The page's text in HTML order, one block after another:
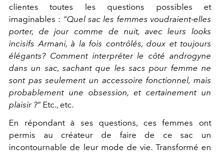
clientes toutes les questions possibles et
imaginables : “Quel sac les femmes voudraient-elles
porter, de jour comme de nuit, avec leurs looks
incisifs Armani, à la fois contrôlés, doux et toujours
élégants? Comment interpréter le côté androgyne
dans un sac, sachant que les sacs pour femme ne
sont pas seulement un accessoire fonctionnel, mais
probablement une obsession, et certainement un
plaisir ?” Etc., etc.
En répondant à ses questions, ces femmes ont
permis au créateur de faire de ce sac un
incontournable de leur mode de vie. Transformé en